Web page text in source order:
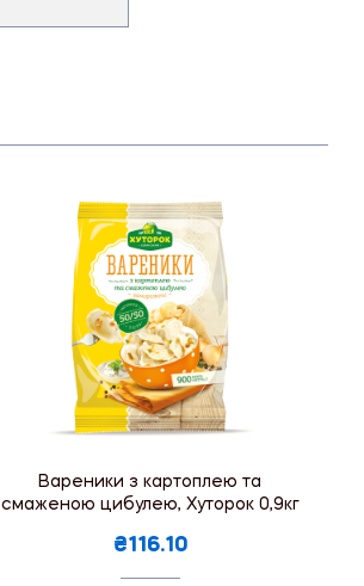
Вареники з картоплею та
смаженою цибулею, Хуторок 0,9кг
₴116.10